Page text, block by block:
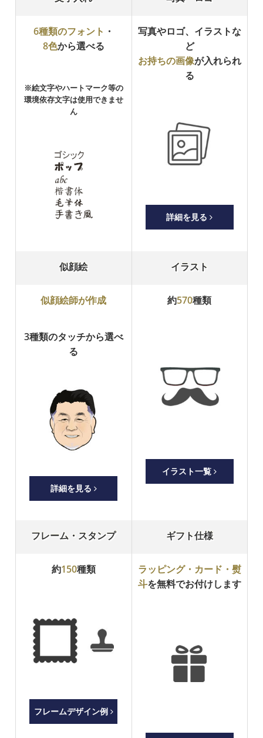
6種類のフォント ・
8色から選べる
※絵文字やハートマーク等の
環境依存文字は使用できませ
ん
写真やロゴ、イラストな
ど
お持ちの画像が入れられ
る
詳細を見る
似顔絵
似顔絵師が作成
3種類のタッチから選べ
る
詳細を見る
イラスト
約570種類
イラスト一覧
フレーム・スタンプ
約150種類
フレームデザイン例
ギフト仕様
ラッピング・カード・熨
斗を無料でお付けします